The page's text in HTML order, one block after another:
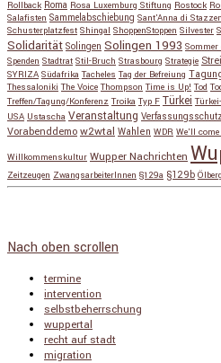
Rollback Roma Rosa Luxemburg Stiftung Rostock
Salafisten Sammelabschiebung Sant'Anna di
Schusterplatzfest Shingal ShoppenStoppen Silvester
Solidarität Solingen Solingen 1993
Spenden Stadtrat Stil-Bruch Strasbourg Strategie
SYRIZA Südafrika Tacheles Tag der Befreiung
Thessaloniki The Voice Thompson Time is Up! Tod
Treffen/Tagung/Konferenz Troika Typ F Türkei
USA Ustascha Veranstaltung
Vorabenddemo w2wtal Wahlen WDR We'll come
Willkommenskultur Wupper Nachrichten
Zeitzeugen ZwangsarbeiterInnen §129a §129b Ölberg
Nach oben scrollen
termine
intervention
selbstbeherrschung
wuppertal
recht auf stadt
migration